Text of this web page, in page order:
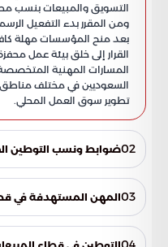
التسويق والمبيعات بنسب
بعد منح المؤسسات مهلة
القرار إلى خلق بيئة عمل
المسارات المهنية
السعوديين في مختلف
تطوير سوق العمل المحلي.
02ضوابط ونسب التوطين
تتضمن القواعد الجديدة
بالمنشأة. ويطبق هذا
03المهن المستهدفة في
شملت اللوائح مجموعة من
التسويق والدعاية، مثل مدير